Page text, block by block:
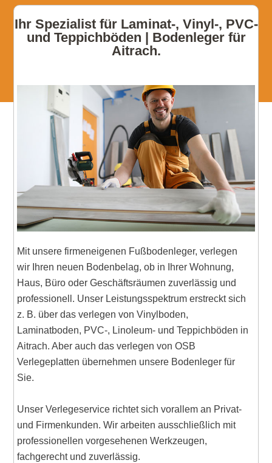
Ihr Spezialist für Laminat-, Vinyl-, PVC-
und Teppichböden | Bodenleger für
Aitrach.
Mit unsere firmeneigenen Fußbodenleger, verlegen
wir Ihren neuen Bodenbelag, ob in Ihrer Wohnung,
Haus, Büro oder Geschäftsräumen zuverlässig und
professionell. Unser Leistungsspektrum erstreckt sich
z. B. über das verlegen von Vinylboden,
Laminatboden, PVC-, Linoleum- und Teppichböden in
Aitrach. Aber auch das verlegen von OSB
Verlegeplatten übernehmen unsere Bodenleger für
Sie.
Unser Verlegeservice richtet sich vorallem an Privat-
und Firmenkunden. Wir arbeiten ausschließlich mit
professionellen vorgesehenen Werkzeugen,
fachgerecht und zuverlässig.